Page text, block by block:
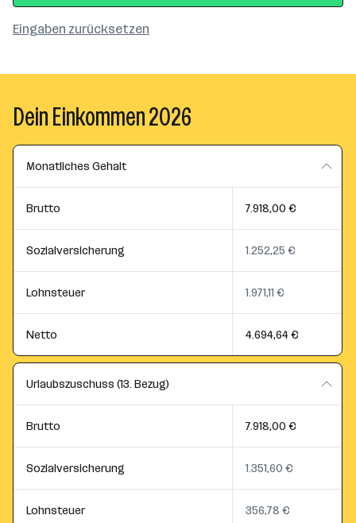
Eingaben zurücksetzen
Dein Einkommen 2026
Monatliches Gehalt
Brutto 7.918,00 €
Sozialversicherung 1.252,25 €
Lohnsteuer 1.971,11 €
Netto 4.694,64 €
Urlaubszuschuss (13. Bezug)
Brutto 7.918,00 €
Sozialversicherung 1.351,60 €
Lohnsteuer 356,78 €